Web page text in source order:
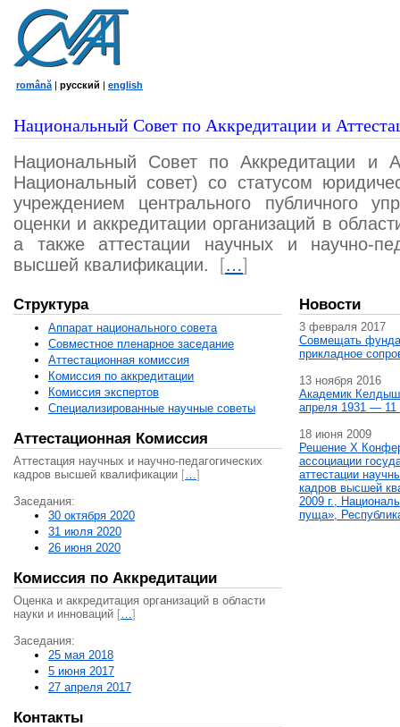
română | русский | english
Национальный Совет по Аккредитации и
Национальный Совет по Аккредитации и
Национальный совет) со статусом
учреждением центрального публичного
оценки и аккредитации организаций в
а также аттестации научных и научно-
высшей квалификации.
[…]
Структура
Аппарат национального совета
Совместное пленарное заседание
Аттестационная комисcия
Комиссия по аккредитации
Комиссия экспертов
Специализированные научные советы
Аттестационная Комиссия
Аттестация научных и научно-педагогических
кадров высшей квалификации […]
Заседания:
30 октября 2020
31 июля 2020
26 июня 2020
Комиссия по Аккредитации
Оценка и аккредитация организаций в области
науки и инноваций […]
Заседания:
25 мая 2018
5 июня 2017
27 апреля 2017
Контакты
Новости
3 февраля 2017
Совмещать
прикладное
13 ноября 2016
Академик
апреля 1931 — 11
18 июня 2009
Решение X
ассоциации
аттестации
кадров высшей
2009 г.,
пуща»,